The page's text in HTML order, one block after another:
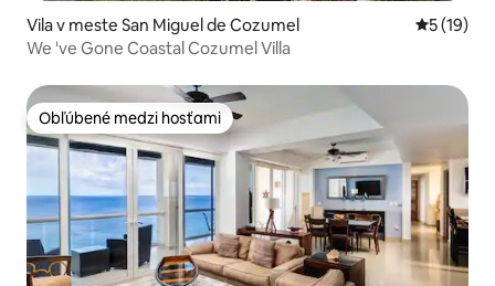
Vila v meste San Miguel de Cozumel
5 (19)
We 've Gone Coastal Cozumel Villa
Obľúbené medzi hosťami
Obľúbené medzi hosťami